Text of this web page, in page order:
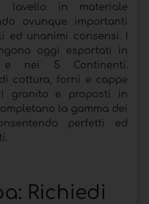
lavello in materiale
ovunque importanti
ed unanimi consensi. I
oggi esportati in
e nei 5 Continenti.
cottura, forni e cappe
granito e proposti in
la gamma dei
perfetti ed
Richiedi